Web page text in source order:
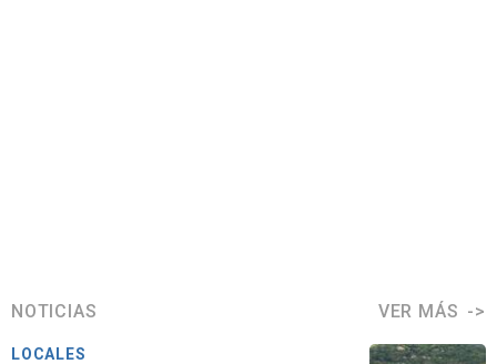
NOTICIAS VER MÁS
LOCALES